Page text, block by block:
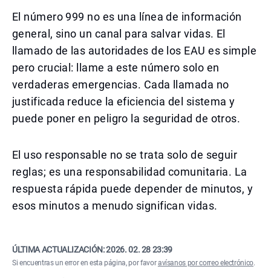
El número 999 no es una línea de información
general, sino un canal para salvar vidas. El
llamado de las autoridades de los EAU es simple
pero crucial: llame a este número solo en
verdaderas emergencias. Cada llamada no
justificada reduce la eficiencia del sistema y
puede poner en peligro la seguridad de otros.
El uso responsable no se trata solo de seguir
reglas; es una responsabilidad comunitaria. La
respuesta rápida puede depender de minutos, y
esos minutos a menudo significan vidas.
ÚLTIMA ACTUALIZACIÓN:2026. 02. 28 23:39
Si encuentras un error en esta página, por favoravísanos por correo electrónico.